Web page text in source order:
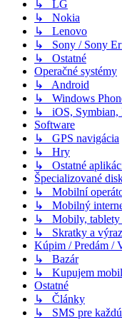
↳ LG
↳ Nokia
↳ Lenovo
↳ Sony / Sony
↳ Ostatné
Operačné systémy
↳ Android
↳ Windows
↳ iOS, Symbian,
Software
↳ GPS navigácia
↳ Hry
↳ Ostatné
Špecializované
↳ Mobilní
↳ Mobilný
↳ Mobily, tablety
↳ Skratky a
Kúpim / Predám /
↳ Bazár
↳ Kupujem mobil
Ostatné
↳ Články
↳ SMS pre